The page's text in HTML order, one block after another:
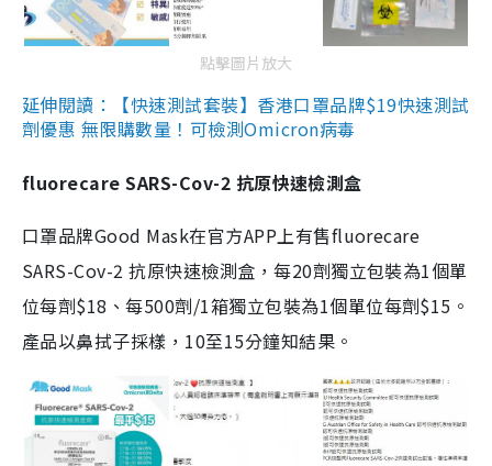
點擊圖片放大
延伸閱讀：【快速測試套裝】香港口罩品牌$19快速測試
劑優惠 無限購數量！可檢測Omicron病毒
fluorecare SARS-Cov-2 抗原快速檢測盒
口罩品牌Good Mask在官方APP上有售fluorecare
SARS-Cov-2 抗原快速檢測盒，每20劑獨立包裝為1個單
位每劑$18、每500劑/1箱獨立包裝為1個單位每劑$15。
產品以鼻拭子採樣，10至15分鐘知結果。